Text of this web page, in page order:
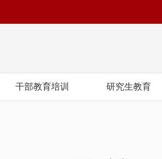
干部教育培训 研究生教育